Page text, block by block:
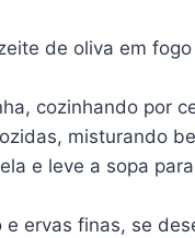
de oliva em
cozinhando por
misturando
e leve a sopa
ervas finas, se